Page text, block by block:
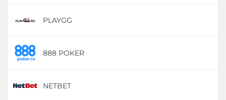
PLAYGG
888 POKER
NETBET